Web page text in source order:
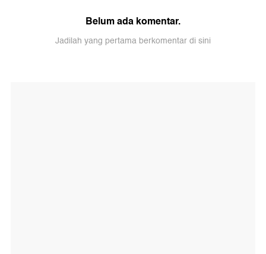
Belum ada komentar.
Jadilah yang pertama berkomentar di sini